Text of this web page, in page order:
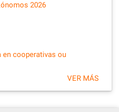
2026
en cooperativas ou
VER MÁS